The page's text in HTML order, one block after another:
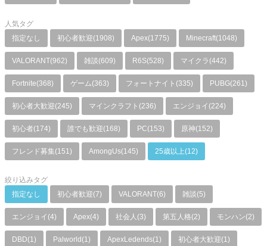
人気タグ
指定なし
初心者歓迎(1908) Apex(1775) Minecraft(1048)
VALORANT(962) 雑談(609) R6S(528) マイクラ(442)
Fortnite(368) ゲーム(363) フォートナイト(335) PUBG(261)
初心者大歓迎(245) マインクラフト(236) エンジョイ(224)
初心者(174) 誰でも歓迎(168) PC(153) 原神(152)
フレンド募集(151) AmongUs(145) 25歳以上(12)
絞り込みタグ
指定なし
初心者歓迎(7) VALORANT(6) 雑談(5)
エンジョイ(4) Apex(4) 社会人(3) 第五人格(2) モンハン(2)
DBD(1) Palworld(1) ApexLedends(1) 初心者大歓迎(1)